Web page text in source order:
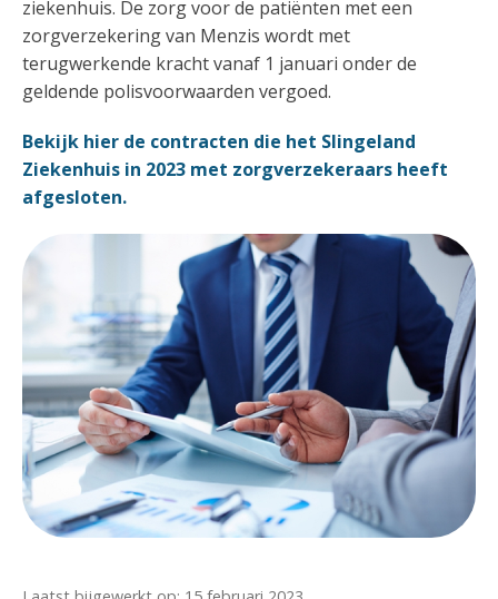
ziekenhuis. De zorg voor de patiënten met een
zorgverzekering van Menzis wordt met
terugwerkende kracht vanaf 1 januari onder de
geldende polisvoorwaarden vergoed.
Bekijk hier de contracten die het Slingeland
Ziekenhuis in 2023 met zorgverzekeraars heeft
afgesloten.